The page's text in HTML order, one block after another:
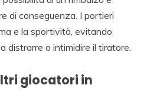
di conseguenza. I portieri
e la sportività, evitando
distrarre o intimidire il tiratore.
giocatori in